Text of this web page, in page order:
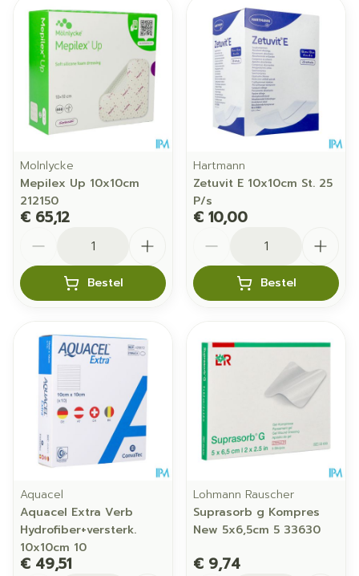
Molnlycke
Mepilex Up 10x10cm
212150
€ 65,12
Bestel
Hartmann
Zetuvit E 10x10cm St. 25
P/s
€ 10,00
Bestel
Aquacel
Aquacel Extra Verb
Hydrofiber+versterk.
10x10cm 10
€ 49,51
Lohmann Rauscher
Suprasorb g Kompres
New 5x6,5cm 5 33630
€ 9,74